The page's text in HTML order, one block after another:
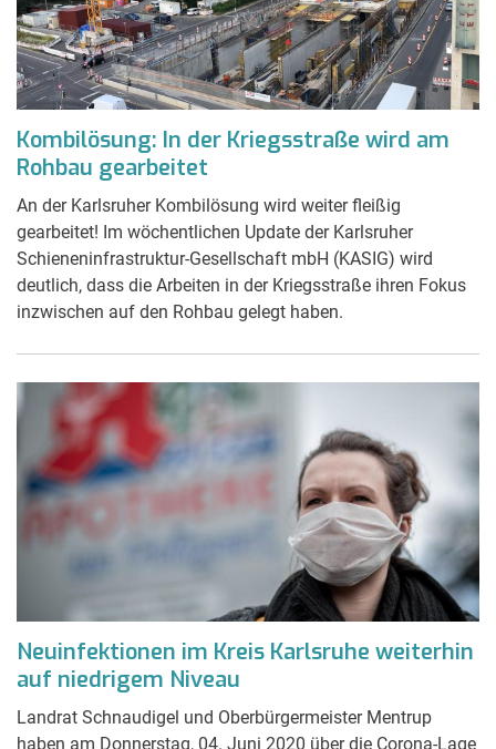
Kombilösung: In der Kriegsstraße wird am
Rohbau gearbeitet
An der Karlsruher Kombilösung wird weiter fleißig
gearbeitet! Im wöchentlichen Update der Karlsruher
Schieneninfrastruktur-Gesellschaft mbH (KASIG) wird
deutlich, dass die Arbeiten in der Kriegsstraße ihren Fokus
inzwischen auf den Rohbau gelegt haben.
Neuinfektionen im Kreis Karlsruhe weiterhin
auf niedrigem Niveau
Landrat Schnaudigel und Oberbürgermeister Mentrup
haben am Donnerstag, 04. Juni 2020 über die Corona-Lage